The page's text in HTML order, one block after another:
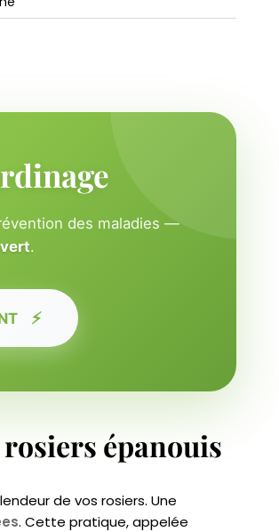
des maladies —
.
⚡
épanouis
de vos rosiers. Une
. Cette pratique, appelée